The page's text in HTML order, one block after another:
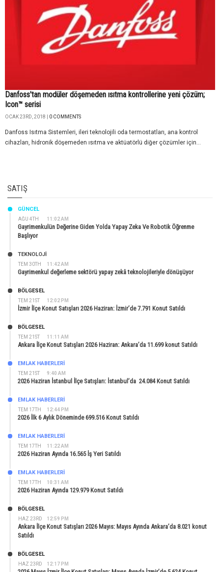
Danfoss'tan modüler döşemeden ısıtma kontrollerine yeni çözüm;
Icon™ serisi
OCAK 23RD, 2018 | 0 COMMENTS
Danfoss Isıtma Sistemleri, ileri teknolojili oda termostatları, ana kontrol
cihazları, hidronik döşemeden ısıtma ve aktüatörlü diğer çözümler için...
SATIŞ
AĞU 4TH 11:02 AM
GÜNCEL
Gayrimenkulün Değerine Giden Yolda Yapay Zeka Ve Robotik Öğrenme
Başlıyor
TEM 30TH 11:42 AM
TEKNOLOJİ
Gayrimenkul değerleme sektörü yapay zekâ teknolojileriyle dönüşüyor
TEM 21ST 12:02 PM
BÖLGESEL
İzmir İlçe Konut Satışları 2026 Haziran: İzmir’de 7.791 Konut Satıldı
TEM 21ST 11:11 AM
BÖLGESEL
Ankara İlçe Konut Satışları 2026 Haziran: Ankara’da 11.699 konut Satıldı
TEM 21ST 9:40 AM
EMLAK HABERLERI
2026 Haziran İstanbul İlçe Satışları: İstanbul’da 24.084 Konut Satıldı
TEM 17TH 12:44 PM
EMLAK HABERLERI
2026 İlk 6 Aylık Döneminde 699.516 Konut Satıldı
TEM 17TH 11:22 AM
EMLAK HABERLERI
2026 Haziran Ayında 16.565 İş Yeri Satıldı
TEM 17TH 10:31 AM
EMLAK HABERLERI
2026 Haziran Ayında 129.979 Konut Satıldı
HAZ 23RD 12:59 PM
BÖLGESEL
Ankara İlçe Konut Satışları 2026 Mayıs: Mayıs Ayında Ankara’da 8.021 konut
Satıldı
HAZ 23RD 12:17 PM
BÖLGESEL